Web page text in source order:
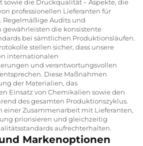
sowie die Druckqualität – Aspekte, die
professionellen Lieferanten für
Regelmäßige Audits und
die konsistente
bei sämtlichen Produktionsläufen.
stellen sicher, dass unsere
internationalen
und verantwortungsvollen
Diese Maßnahmen
der Materialien, das
Einsatz von Chemikalien sowie den
des gesamten Produktionszyklus.
einer Zusammenarbeit mit Lieferanten,
priorisieren und gleichzeitig
aufrechterhalten.
Markenoptionen